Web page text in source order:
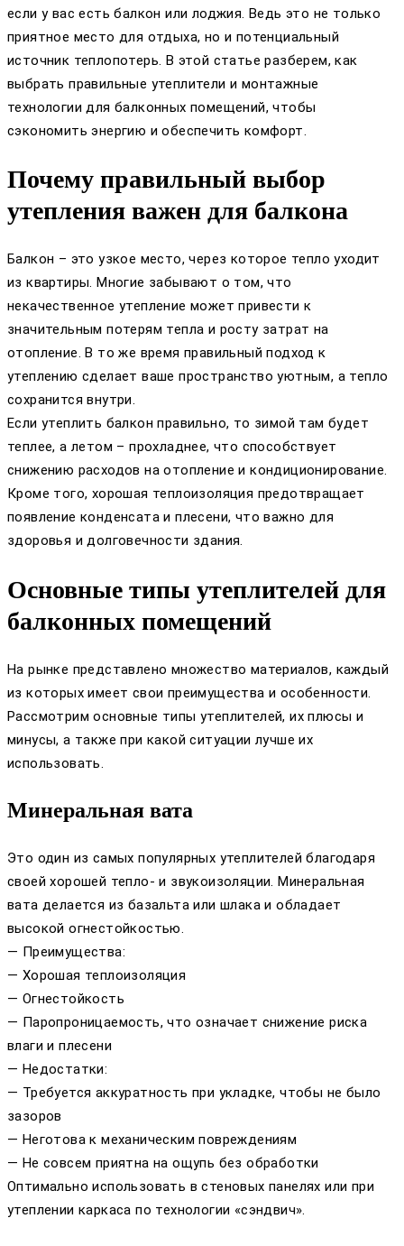
если у вас есть балкон или лоджия. Ведь это не только
приятное место для отдыха, но и потенциальный
источник теплопотерь. В этой статье разберем, как
выбрать правильные утеплители и монтажные
технологии для балконных помещений, чтобы
сэкономить энергию и обеспечить комфорт.
Почему правильный выбор
утепления важен для балкона
Балкон – это узкое место, через которое тепло уходит
из квартиры. Многие забывают о том, что
некачественное утепление может привести к
значительным потерям тепла и росту затрат на
отопление. В то же время правильный подход к
утеплению сделает ваше пространство уютным, а тепло
сохранится внутри.
Если утеплить балкон правильно, то зимой там будет
теплее, а летом – прохладнее, что способствует
снижению расходов на отопление и кондиционирование.
Кроме того, хорошая теплоизоляция предотвращает
появление конденсата и плесени, что важно для
здоровья и долговечности здания.
Основные типы утеплителей для
балконных помещений
На рынке представлено множество материалов, каждый
из которых имеет свои преимущества и особенности.
Рассмотрим основные типы утеплителей, их плюсы и
минусы, а также при какой ситуации лучше их
использовать.
Минеральная вата
Это один из самых популярных утеплителей благодаря
своей хорошей тепло- и звукоизоляции. Минеральная
вата делается из базальта или шлака и обладает
высокой огнестойкостью.
— Преимущества:
— Хорошая теплоизоляция
— Огнестойкость
— Паропроницаемость, что означает снижение риска
влаги и плесени
— Недостатки:
— Требуется аккуратность при укладке, чтобы не было
зазоров
— Неготова к механическим повреждениям
— Не совсем приятна на ощупь без обработки
Оптимально использовать в стеновых панелях или при
утеплении каркаса по технологии «сэндвич».